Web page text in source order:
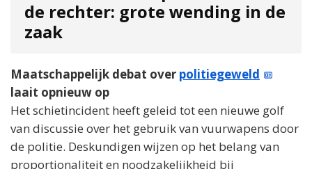
de rechter: grote wending in de
zaak
Maatschappelijk debat over politiegeweld
laait opnieuw op
Het schietincident heeft geleid tot een nieuwe golf
van discussie over het gebruik van vuurwapens door
de politie. Deskundigen wijzen op het belang van
proportionaliteit en noodzakelijkheid bij